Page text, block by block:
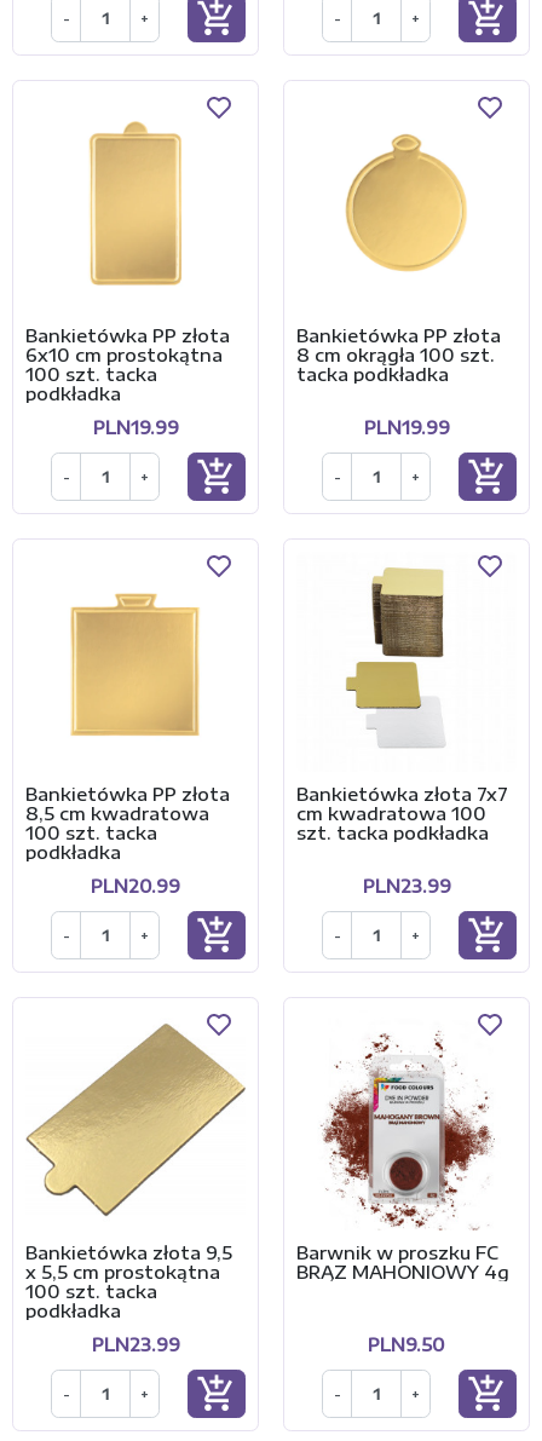
- + add_shopping_cart - + add_shopping_cart
Bankietówka PP złota
6x10 cm prostokątna
100 szt. tacka
podkładka
PLN19.99
- + add_shopping_cart
Bankietówka PP złota
8 cm okrągła 100 szt.
tacka podkładka
PLN19.99
- + add_shopping_cart
Bankietówka PP złota
8,5 cm kwadratowa
100 szt. tacka
podkładka
PLN20.99
- + add_shopping_cart
Bankietówka złota 7x7
cm kwadratowa 100
szt. tacka podkładka
PLN23.99
- + add_shopping_cart
Bankietówka złota 9,5
x 5,5 cm prostokątna
100 szt. tacka
podkładka
PLN23.99
- + add_shopping_cart
Barwnik w proszku FC
BRĄZ MAHONIOWY 4g
PLN9.50
- + add_shopping_cart